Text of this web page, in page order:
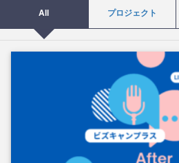
All プロジェクト